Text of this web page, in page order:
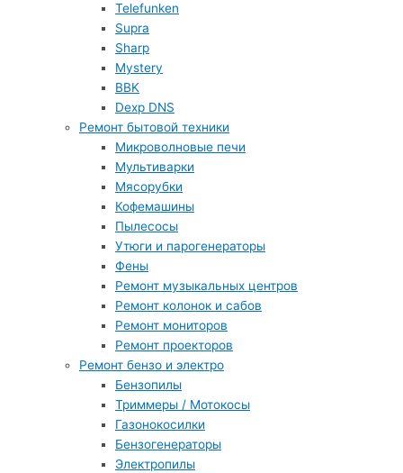
Telefunken
Supra
Sharp
Mystery
BBK
Dexp DNS
Ремонт бытовой техники
Микроволновые печи
Мультиварки
Мясорубки
Кофемашины
Пылесосы
Утюги и парогенераторы
Фены
Ремонт музыкальных центров
Ремонт колонок и сабов
Ремонт мониторов
Ремонт проекторов
Ремонт бензо и электро
Бензопилы
Триммеры / Мотокосы
Газонокосилки
Бензогенераторы
Электропилы